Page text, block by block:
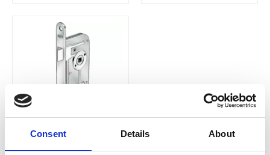
Consent Details About
Toalettlås